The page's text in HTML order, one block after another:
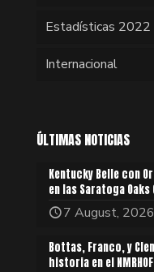
Estadísticas 2022
Internacional
ÚLTIMAS NOTICIAS
Kentucky Belle con
en las Saratoga Oaks
7 August, 2026
Bottas, Franco, y
historia en el NMRHOF